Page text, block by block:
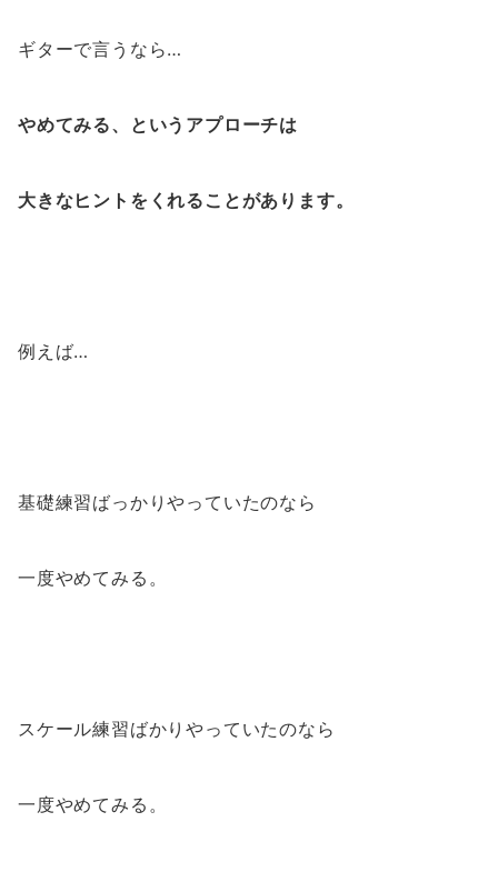
ギターで言うなら…
やめてみる、というアプローチは
大きなヒントをくれることがあります。
例えば…
基礎練習ばっかりやっていたのなら
一度やめてみる。
スケール練習ばかりやっていたのなら
一度やめてみる。